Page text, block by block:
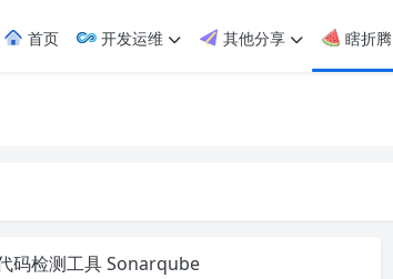
首页 开发运维 其他分享 瞎折腾
码检测工具 Sonarqube